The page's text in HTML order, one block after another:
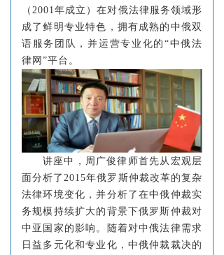
（2001年成立）在对俄法律服务领域形
成了鲜明专业特色，拥有成熟的中俄双
语服务团队，并运营专业化的“中俄法
律网”平台。
讲座中，周广俊律师首先从宏观层
面分析了2015年俄罗斯仲裁改革的复杂
法律环境变化，并分析了在中俄仲裁实
务规模持续扩大的背景下俄罗斯仲裁对
中亚国家的影响。随着对中俄法律需求
日益多元化和专业化，中俄仲裁裁决的